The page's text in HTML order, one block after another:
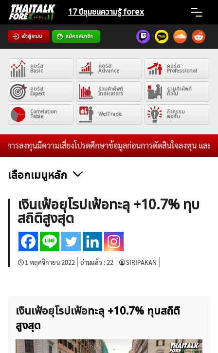
Skip
content
17 ปีชุมชนความรู้ forex
เข้าสู่ระบบ สมัครสมาชิก
Home
News
Articles
VPS Register
ค้นหา
สำหรับ:
คอร์ส
Basic
คอร์ส
Advance
คอร์ส
Professional
คอร์ส
Expert
รวมคำศัพท์
Indicators
รวมคำศัพท์
ทั่วไป
Correlation
Table WelTrade กิจกรรม
ฟอรั่ม
รลงทุนมีความเสี่ยงโปรดศึกษาข้อมูลก่อนการตัดสินใจลงทุน และไม่รั
เลือกเมนูหลัก
ข่าวฟอเร็กซ์และสกุลเงิน คริปโตเคอร์เรนซี
ฟรีซิกแนล รายวัน
บทวิเคราะห์
เศรษฐกิจทั่วไป
สินค้าโภคภัณฑ์
โบรกเกอร์ FX
โปรโมชั่น Forex
กองทุน Forex
ฟรี EA
เงินเฟ้อยุโรปเฟ้อทะลุ +10.7% ทุบ
สถิติสูงสุด
1 พฤศจิกายน 2022 อ่านแล้ว :22 SIRIPAKAN
เงินเฟ้อยุโรปเฟ้อทะลุ +10.7% ทุบสถิติ
สูงสุด